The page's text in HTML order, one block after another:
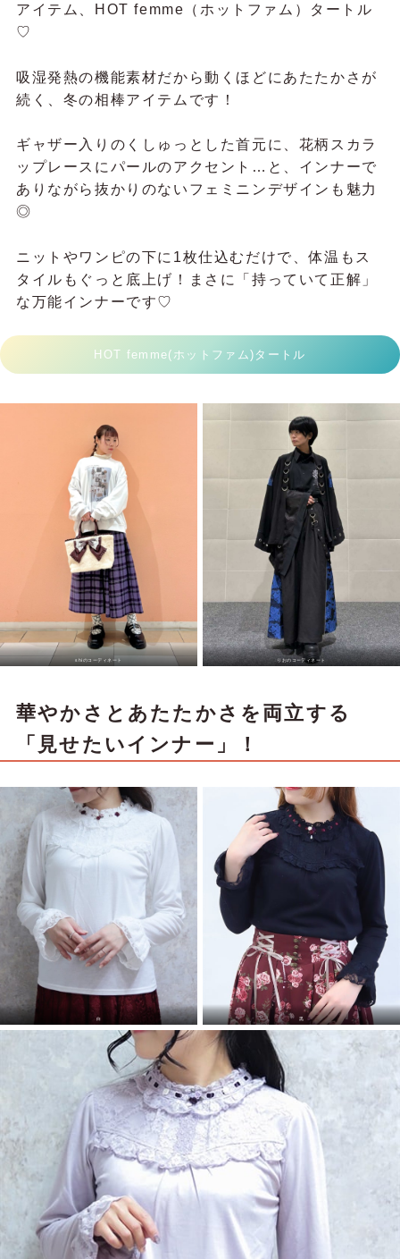
アイテム、HOT femme（ホットファム）タートル
♡
吸湿発熱の機能素材だから動くほどにあたたかさが
続く、冬の相棒アイテムです！
ギャザー入りのくしゅっとした首元に、花柄スカラ
ップレースにパールのアクセント…と、インナーで
ありながら抜かりのないフェミニンデザインも魅力
◎
ニットやワンピの下に1枚仕込むだけで、体温もス
タイルもぐっと底上げ！まさに「持っていて正解」
な万能インナーです♡
HOT femme(ホットファム)タートル
shiのコーディネート りおのコーディネート
華やかさとあたたかさを両立する
「見せたいインナー」！
白 黒